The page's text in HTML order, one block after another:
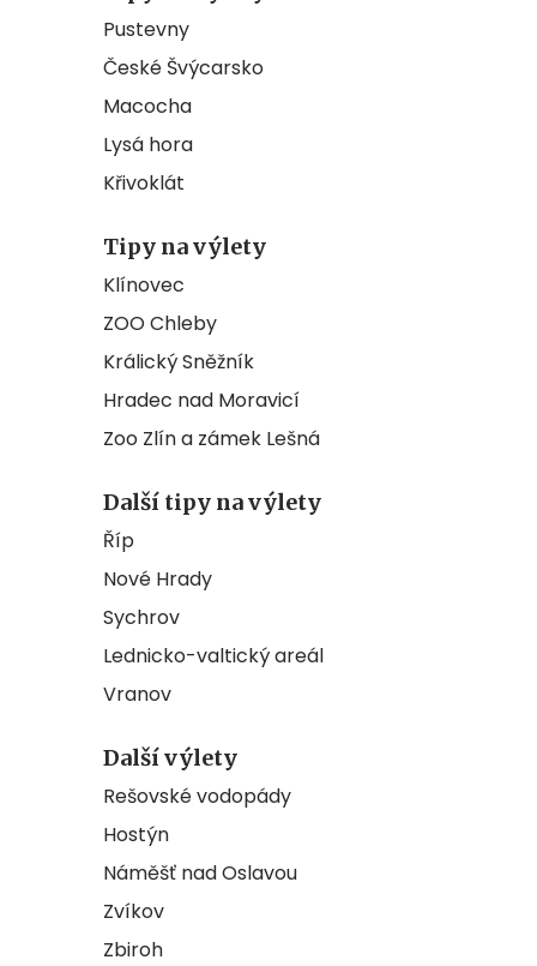
Pustevny
České Švýcarsko
Macocha
Lysá hora
Křivoklát
Tipy na výlety
Klínovec
ZOO Chleby
Králický Sněžník
Hradec nad Moravicí
Zoo Zlín a zámek Lešná
Další tipy na výlety
Říp
Nové Hrady
Sychrov
Lednicko-valtický areál
Vranov
Další výlety
Rešovské vodopády
Hostýn
Náměšť nad Oslavou
Zvíkov
Zbiroh